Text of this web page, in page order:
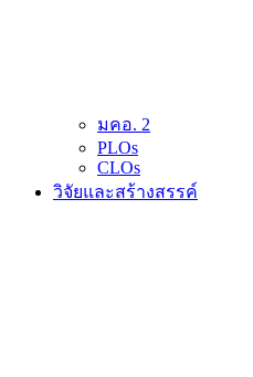
มคอ. 2
PLOs
CLOs
วิจัยและสร้างสรรค์